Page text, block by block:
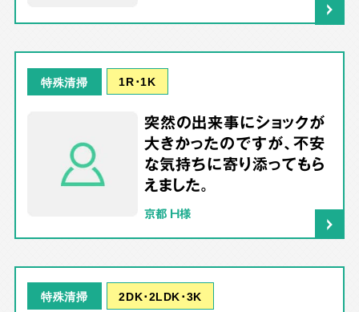
特殊清掃 1R･1K
突然の出来事にショックが
大きかったのですが、不安
な気持ちに寄り添ってもら
えました。
京都 H様
特殊清掃 2DK･2LDK･3K